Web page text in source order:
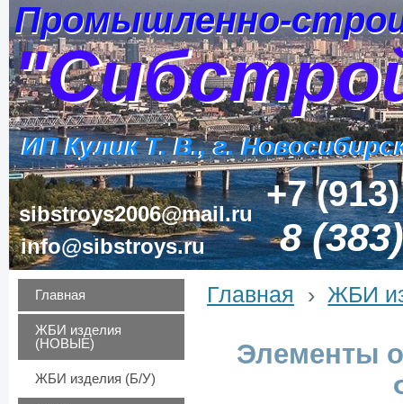
8
info@sibstroys.ru
sibstroys2006@mail.ru
Промышленно-
Промышленно-
ИП Кулик Т. В., г.
ИП Кулик Т. В., г.
+7
Главная
ЖБИ изделия
(НОВЫЕ)
ЖБИ изделия (Б/У)
Главная › ЖБИ
Элементы